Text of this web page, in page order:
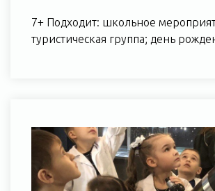
7+ Подходит: школьное
туристическая группа; день